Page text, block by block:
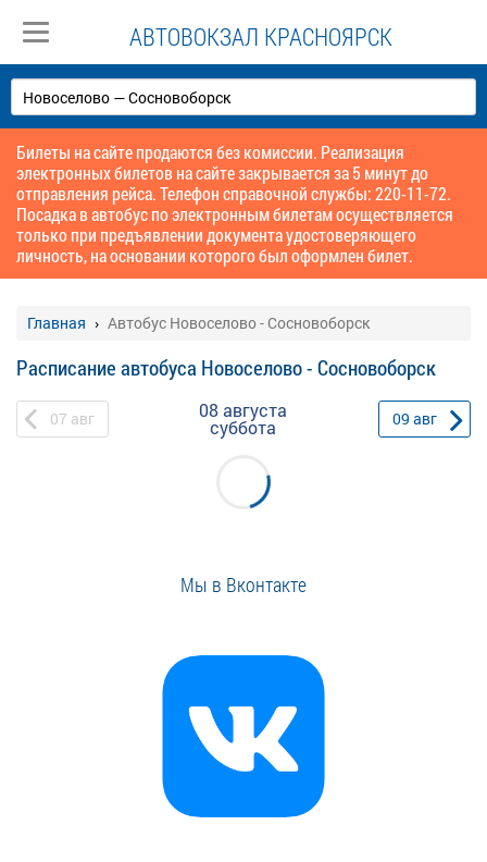
АВТОВОКЗАЛ КРАСНОЯРСК
Билеты на сайте продаются без комиссии. Реализация
электронных билетов на сайте закрывается за 5 минут до
отправления рейса. Телефон справочной службы: 220-11-72.
Посадка в автобус по электронным билетам осуществляется
только при предъявлении документа удостоверяющего
личность, на основании которого был оформлен билет.
Главная Автобус Новоселово - Сосновоборск
Расписание автобуса Новоселово - Сосновоборск
07 авг 08 августа
суббота 09 авг
Мы в Вконтакте